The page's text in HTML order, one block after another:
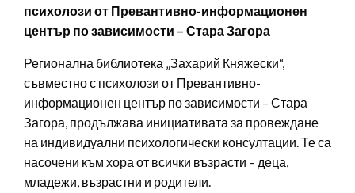
психолози от Превантивно-информационен
център по зависимости – Стара Загора
Регионална библиотека „Захарий Княжески“,
съвместно с психолози от Превантивно-
информационен център по зависимости – Стара
Загора, продължава инициативата за провеждане
на индивидуални психологически консултации. Те са
насочени към хора от всички възрасти – деца,
младежи, възрастни и родители.